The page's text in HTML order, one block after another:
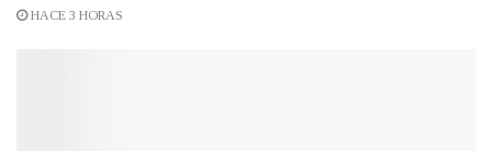
HACE 3 HORAS